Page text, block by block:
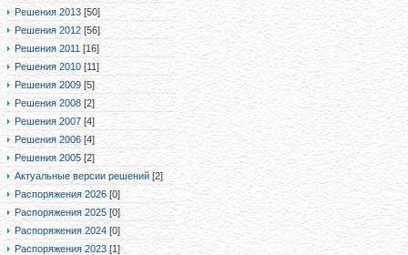
Решения 2013 [50]
Решения 2012 [56]
Решения 2011 [16]
Решения 2010 [11]
Решения 2009 [5]
Решения 2008 [2]
Решения 2007 [4]
Решения 2006 [4]
Решения 2005 [2]
Актуальные версии решений [2]
Распоряжения 2026 [0]
Распоряжения 2025 [0]
Распоряжения 2024 [0]
Распоряжения 2023 [1]